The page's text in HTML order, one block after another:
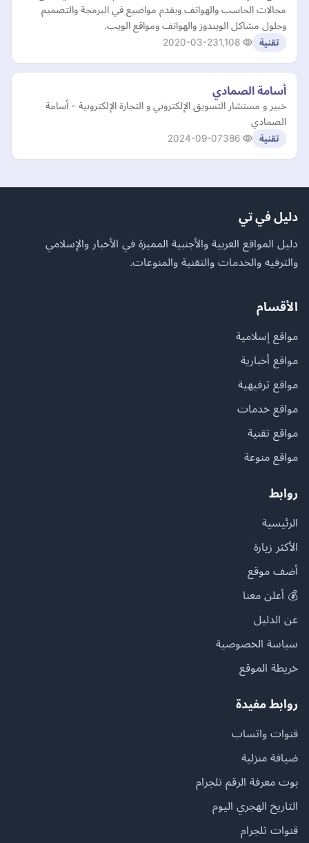
مجالات الحاسب والهواتف ويقدم مواضيع في البرمجة والتصميم
وحلول مشاكل الويندوز والهواتف ومواقع الويب.
تقنية 2020-03-23
أسامة الصمادي
خبير و مستشار التسويق الإلكتروني و التجارة الإلكترونية - أسامة
الصمادي
تقنية 2024-09-07
دليل في تي
دليل المواقع العربية والأجنبية المميزة في الأخبار والإسلامي
والترفيه والخدمات والتقنية والمنوعات.
الأقسام
مواقع إسلامية
مواقع أخبارية
مواقع ترفيهية
مواقع خدمات
مواقع تقنية
مواقع منوعة
روابط
الرئيسية
الأكثر زيارة
أضف موقع
💰 أعلن معنا
عن الدليل
سياسة الخصوصية
خريطة الموقع
روابط مفيدة
قنوات واتساب
ضيافة منزلية
بوت معرفة الرقم تلجرام
التاريخ الهجري اليوم
قنوات تلجرام